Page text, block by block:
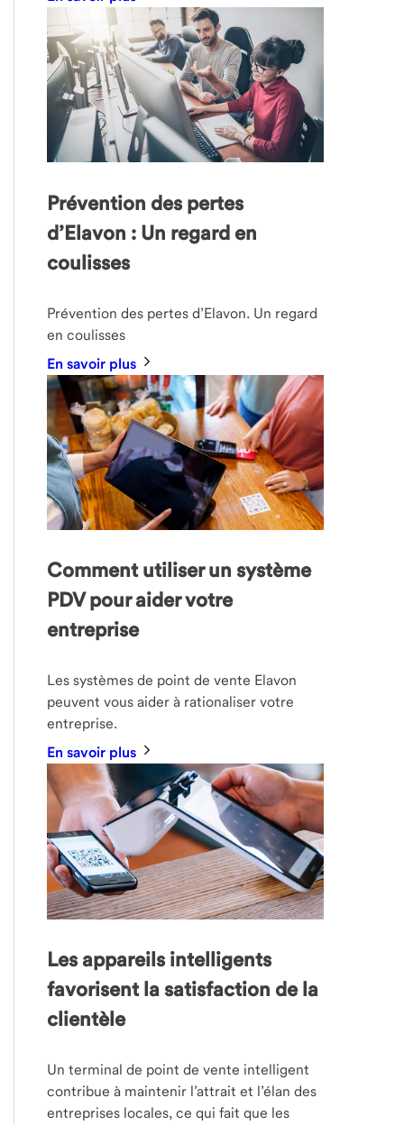
Prévention des pertes
d’Elavon : Un regard en
coulisses
Prévention des pertes d’Elavon. Un regard
en coulisses
En savoir plus
Comment utiliser un système
PDV pour aider votre
entreprise
Les systèmes de point de vente Elavon
peuvent vous aider à rationaliser votre
entreprise.
En savoir plus
Les appareils intelligents
favorisent la satisfaction de la
clientèle
Un terminal de point de vente intelligent
contribue à maintenir l’attrait et l’élan des
entreprises locales, ce qui fait que les